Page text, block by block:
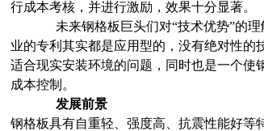
行成本考核，并进行激励，效果十分显著。
未来钢格板巨头们对“技术优势”的理解
业的专利其实都是应用型的，没有绝对性的
适合现实安装环境的问题，同时也是一个使
成本控制。
发展前景
钢格板具有自重轻、强度高、抗震性能好等